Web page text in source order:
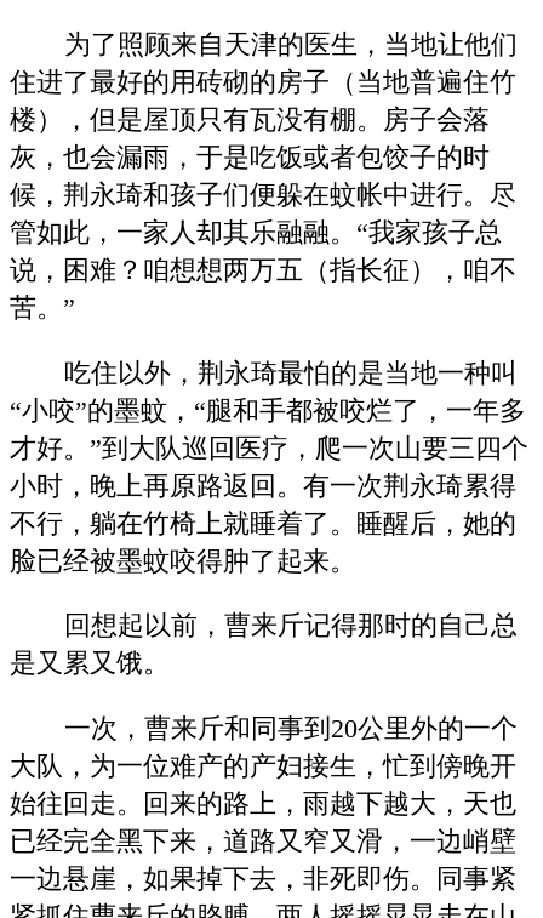
为了照顾来自天津的医生，当地让他们
住进了最好的用砖砌的房子（当地普遍住竹
楼），但是屋顶只有瓦没有棚。房子会落
灰，也会漏雨，于是吃饭或者包饺子的时
候，荆永琦和孩子们便躲在蚊帐中进行。尽
管如此，一家人却其乐融融。“我家孩子总
说，困难？咱想想两万五（指长征），咱不
苦。”
吃住以外，荆永琦最怕的是当地一种叫
“小咬”的墨蚊，“腿和手都被咬烂了，一年多
才好。”到大队巡回医疗，爬一次山要三四个
小时，晚上再原路返回。有一次荆永琦累得
不行，躺在竹椅上就睡着了。睡醒后，她的
脸已经被墨蚊咬得肿了起来。
回想起以前，曹来斤记得那时的自己总
是又累又饿。
一次，曹来斤和同事到20公里外的一个
大队，为一位难产的产妇接生，忙到傍晚开
始往回走。回来的路上，雨越下越大，天也
已经完全黑下来，道路又窄又滑，一边峭壁
一边悬崖，如果掉下去，非死即伤。同事紧